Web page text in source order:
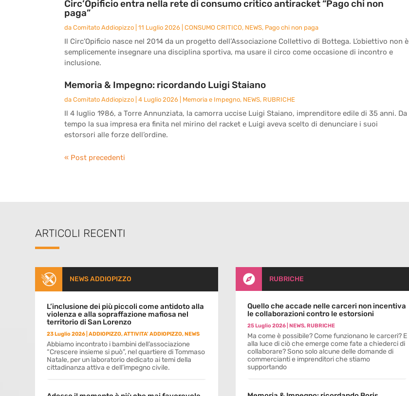
Circ’Opificio entra nella rete di consumo critico antiracket “Pago chi non
paga”
da Comitato Addiopizzo 11 Luglio 2026 CONSUMO CRITICO, NEWS, Pago chi non paga
Il Circ’Opificio nasce nel 2014 da un progetto dell’Associazione Collettivo di Bottega. L’obiettivo non è
semplicemente insegnare una disciplina sportiva, ma usare il circo come occasione di incontro e
inclusione.
Memoria & Impegno: ricordando Luigi Staiano
da Comitato Addiopizzo 4 Luglio 2026 Memoria e Impegno, NEWS, RUBRICHE
Il 4 luglio 1986, a Torre Annunziata, la camorra uccise Luigi Staiano, imprenditore edile di 35 anni. Da
tempo la sua impresa era finita nel mirino del racket e Luigi aveva scelto di denunciare i suoi
estorsori alle forze dell’ordine.
« Post precedenti
ARTICOLI RECENTI
NEWS ADDIOPIZZO
L’inclusione dei più piccoli come antidoto alla
violenza e alla sopraffazione mafiosa nel
territorio di San Lorenzo
23 Luglio 2026 ADDIOPIZZO,ATTIVITA' ADDIOPIZZO, NEWS
Abbiamo incontrato i bambini dell’associazione
“Crescere insieme si può”, nel quartiere di Tommaso
Natale, per un laboratorio dedicato ai temi della
cittadinanza attiva e dell’impegno civile.
 RUBRICHE
Quello che accade nelle carceri non incentiva
le collaborazioni contro le estorsioni
25 Luglio 2026| NEWS, RUBRICHE
Ma come è possibile? Come funzionano le carceri? E
alla luce di ciò che emerge come fate a chiederci di
collaborare? Sono solo alcune delle domande di
commercianti e imprenditori che stiamo
supportando